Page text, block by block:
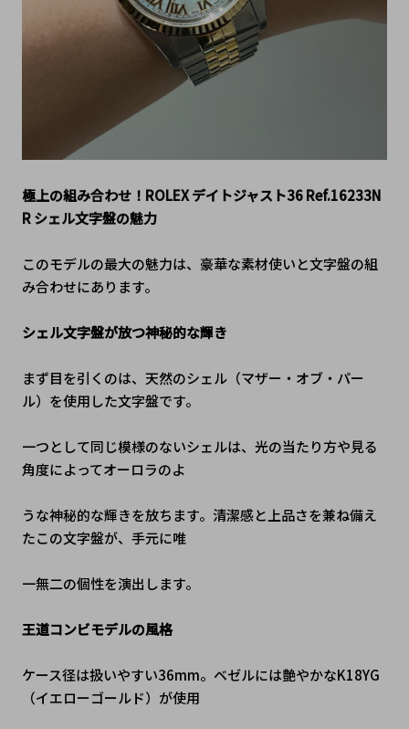
極上の組み合わせ！ROLEX デイトジャスト36 Ref.16233N
R シェル文字盤の魅力
このモデルの最大の魅力は、豪華な素材使いと文字盤の組
み合わせにあります。
シェル文字盤が放つ神秘的な輝き
まず目を引くのは、天然のシェル（マザー・オブ・パー
ル）を使用した文字盤です。
一つとして同じ模様のないシェルは、光の当たり方や見る
角度によってオーロラのよ
うな神秘的な輝きを放ちます。清潔感と上品さを兼ね備え
たこの文字盤が、手元に唯
一無二の個性を演出します。
王道コンビモデルの風格
ケース径は扱いやすい36mm。ベゼルには艶やかなK18YG
（イエローゴールド）が使用